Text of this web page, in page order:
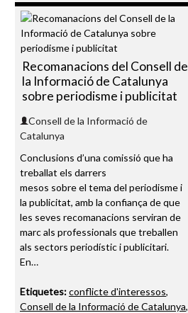
Recomanacions del Consell de
la Informació de Catalunya
sobre periodisme i publicitat
Consell de la Informació de
Catalunya
Conclusions d’una comissió que ha
treballat els darrers
mesos sobre el tema del periodisme i
la publicitat, amb la confiança de que
les seves recomanacions serviran de
marc als professionals que treballen
als sectors periodístic i publicitari.
En…
Etiquetes:conflicte d'interessos,
Consell de la Informació de Catalunya,